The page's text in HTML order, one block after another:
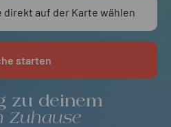
zu deinem
Zuhause
direkt auf der Karte wählen
starten